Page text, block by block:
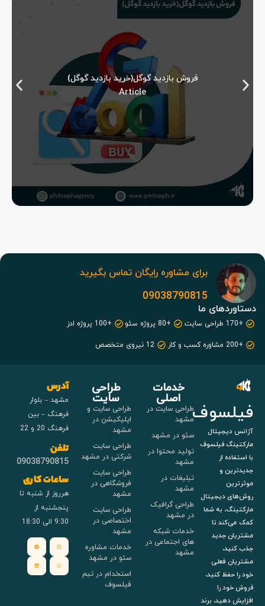
فروش بازدید گوگل(خرید بازدید گوگل)
Article
برای مشاوره رایگان تماس بگیرید
09038790815
دستاوردهای ما
+170 طراحی سایت +80 پروژه سئو
+100 پروژه ادز
+200 مشاوره کسب و کار
12 نیروی متخصص
فیلسوف
آژانس دیجیتال
مارکتینگ فیلسوف
با استفاده از
جدیدترین و
موثرترین
روش‌های دیجیتال
مارکتینگ، به شما
کمک می‌کند تا
مشتریان جدید
جذب کنید،
مشتریان فعلی
خود را حفظ کنید،
فروش خود را
افزایش دهید، برند
خدمات
اصلی
طراحی سایت در
مشهد
سئو در مشهد
تولید محتوا در
مشهد
تبلیغات در
مشهد
طراحی گرافیک
در مشهد
خدمات شبکه
های اجتماعی در
مشهد
طراحی
سایت
طراحی سایت و
اپلیکیشن در
مشهد
طراحی سایت
شرکتی در مشهد
طراحی سایت
فروشگاهی در
مشهد
طراحی سایت
اختصاصی در
مشهد
خدمات مشاوره
سئو در مشهد
استخدام در تیم
فیلسوف
آدرس
مشهد – بلوار
فرهنگ – بین
فرهنگ 20 و 22
تلفن
09038790815
ساعات کاری
هرروز از شنبه تا
پنجشنبه از
9:30 الی 18:30